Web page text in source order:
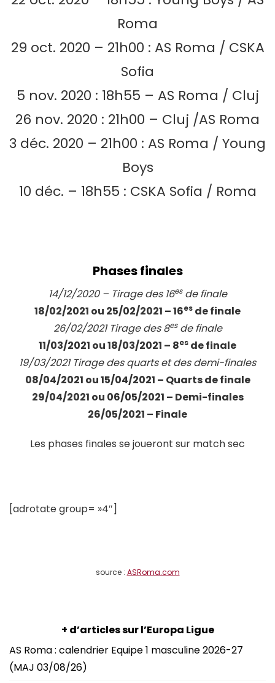
Roma
29 oct. 2020 – 21h00 : AS Roma / CSKA
Sofia
5 nov. 2020 : 18h55 – AS Roma / Cluj
26 nov. 2020 : 21h00 – Cluj /AS Roma
3 déc. 2020 – 21h00 : AS Roma / Young
Boys
10 déc. – 18h55 : CSKA Sofia / Roma
Phases finales
14/12/2020 – Tirage des 16esde finale
18/02/2021 ou 25/02/2021 – 16es de finale
26/02/2021 Tirage des 8esde finale
11/03/2021 ou 18/03/2021 – 8es de finale
19/03/2021 Tirage des quarts et des demi-finales
08/04/2021 ou 15/04/2021 – Quarts de finale
29/04/2021 ou 06/05/2021 – Demi-finales
26/05/2021 – Finale
Les phases finales se joueront sur match sec
[adrotate group= »4″]
source : ASRoma.com
+ d’articles sur l’Europa Ligue
AS Roma : calendrier Equipe 1 masculine 2026-27
(MAJ 03/08/26)